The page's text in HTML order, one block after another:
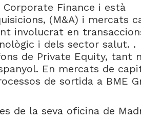
Finance i està
(M&A) i mercats
involucrat en
i dels sector salut. .
de Private Equity, tant
En mercats de
de sortida a BME
de la seva oficina de